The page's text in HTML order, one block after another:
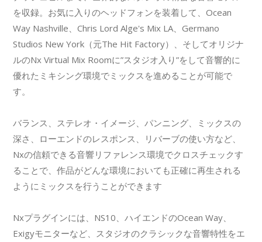
を収録。お気に入りのヘッドフォンを装着して、Ocean
Way Nashville、Chris Lord Alge's Mix LA、Germano
Studios New York（元The Hit Factory）、そしてオリジナ
ルのNx Virtual Mix Roomに”スタジオ入り”をして音響的に
優れたミキシング環境でミックスを進めることが可能で
す。
バランス、ステレオ・イメージ、パンニング、ミックスの
深さ、ローエンドのレスポンス、リバーブの使い方など、
Nxの信頼できる音響リファレンス環境でクロスチェックす
ることで、作品がどんな環境においても正確に再生される
ようにミックスを行うことができます
Nxプラグインには、NS10、ハイエンドのOcean Way、
Exigyモニターなど、スタジオのクラシックな音響特性をエ